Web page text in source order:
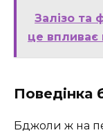
Залізо та
це впливає
Поведінка
Бджоли ж на